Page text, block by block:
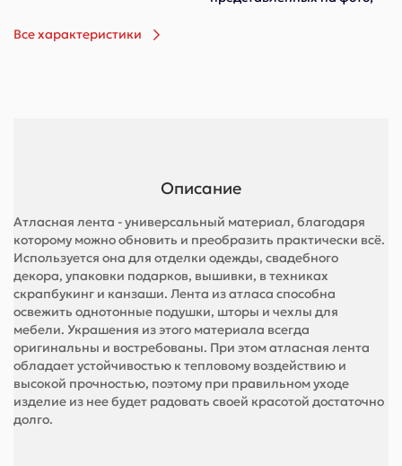
Все характеристики
Описание
Атласная лента - универсальный материал, благодаря
которому можно обновить и преобразить практически всё.
Используется она для отделки одежды, свадебного
декора, упаковки подарков, вышивки, в техниках
скрапбукинг и канзаши. Лента из атласа способна
освежить однотонные подушки, шторы и чехлы для
мебели. Украшения из этого материала всегда
оригинальны и востребованы. При этом атласная лента
обладает устойчивостью к тепловому воздействию и
высокой прочностью, поэтому при правильном уходе
изделие из нее будет радовать своей красотой достаточно
долго.